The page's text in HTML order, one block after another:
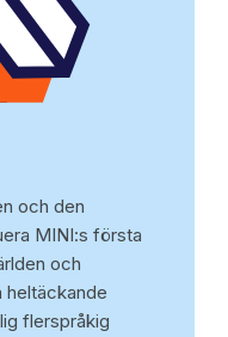
och den
MINI:s första
och
heltäckande
flerspråkig